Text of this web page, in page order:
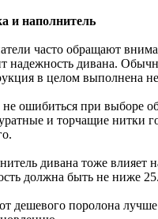
и наполнитель
часто обращают
надежность дивана.
в целом выполнена
ошибиться при выборе
и торчащие нитки
дивана тоже влияет
должна быть не ниже
дешевого поролона